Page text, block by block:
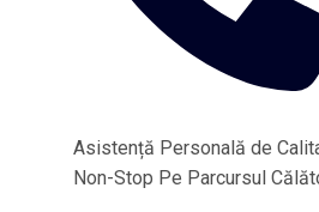
Asistență Personală de
Non-Stop Pe Parcursul